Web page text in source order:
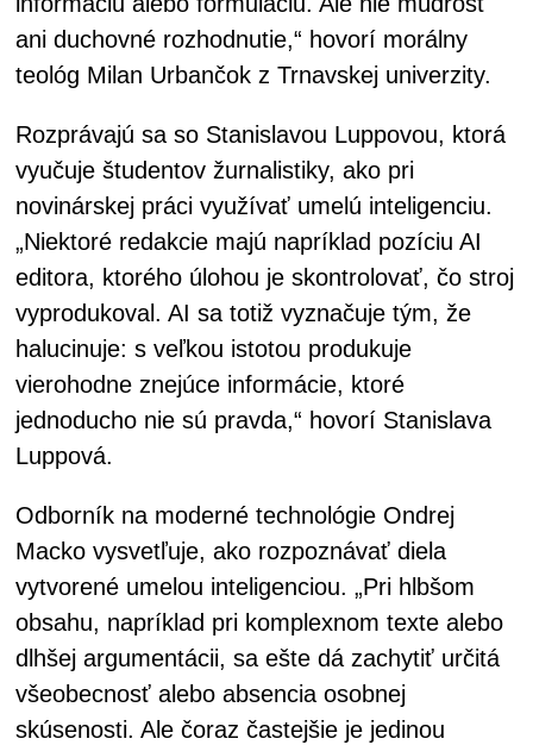
ani duchovné rozhodnutie,“ hovorí morálny
teológ Milan Urbančok z Trnavskej univerzity.
Rozprávajú sa so Stanislavou Luppovou, ktorá
vyučuje študentov žurnalistiky, ako pri
novinárskej práci využívať umelú inteligenciu.
„Niektoré redakcie majú napríklad pozíciu AI
editora, ktorého úlohou je skontrolovať, čo stroj
vyprodukoval. AI sa totiž vyznačuje tým, že
halucinuje: s veľkou istotou produkuje
vierohodne znejúce informácie, ktoré
jednoducho nie sú pravda,“ hovorí Stanislava
Luppová.
Odborník na moderné technológie Ondrej
Macko vysvetľuje, ako rozpoznávať diela
vytvorené umelou inteligenciou. „Pri hlbšom
obsahu, napríklad pri komplexnom texte alebo
dlhšej argumentácii, sa ešte dá zachytiť určitá
všeobecnosť alebo absencia osobnej
skúsenosti. Ale čoraz častejšie je jedinou